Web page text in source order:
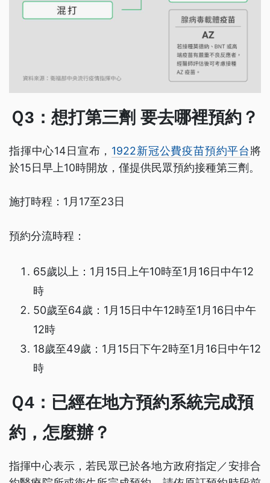
Ｑ3：想打第三劑 要去哪裡預約？
指揮中心14日宣布， 1922新冠公費疫苗預約平台將
於15日早上10時開放，僅提供民眾預約接種第三劑。
施打時程：1月17至23日
預約分流時程：
65歲以上：1月15日上午10時至1月16日中午12
時
50歲至64歲：1月15日中午12時至1月16日中午
12時
18歲至49歲：1月15日下午2時至1月16日中午12
時
Ｑ4：已經在地方預約系統完成預
約，怎麼辦？
指揮中心表示，若民眾已於各地方政府指定／安排合